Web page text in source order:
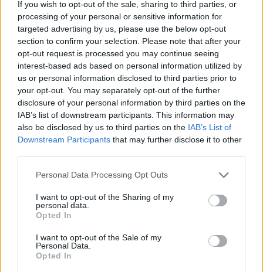
If you wish to opt-out of the sale, sharing to third parties, or
processing of your personal or sensitive information for
targeted advertising by us, please use the below opt-out
section to confirm your selection. Please note that after your
opt-out request is processed you may continue seeing
interest-based ads based on personal information utilized by
us or personal information disclosed to third parties prior to
your opt-out. You may separately opt-out of the further
disclosure of your personal information by third parties on the
IAB’s list of downstream participants. This information may
also be disclosed by us to third parties on the IAB’s List of
Downstream Participants that may further disclose it to other
Personal Data Processing Opt Outs
I want to opt-out of the Sharing of my
personal data.
Opted In
I want to opt-out of the Sale of my
Personal Data.
Opted In
Tento elegantný šperk kombinuje nadčasovú krásu
sladkovodnej perly s moderným dizajnom. Perla je vsadená
do lemu v tvare kvapky, pričom jedna polovica kvapky je
zdobená žiarivými zirkónmi. Sofistikovaný dizajn vytvára
nádherný kontrast medzi jemným leskom perly a
trblietavým efektom zirkónov.
Náušnice sú ideálne na špeciálne príležitosti aj každodenné
nosenie, pridávajúc vášmu outfitu eleganciu a pôvab.
Vhodný ako darček na MDŽ či ku Dňu žien.
Všetky šperky kolekcie Vamira sú hypoalergénnej povahy,
minimalizujú riziko alergických reakcií, a teda sú ideálnym
Sme zaregistrovaný na puncovom úrade.